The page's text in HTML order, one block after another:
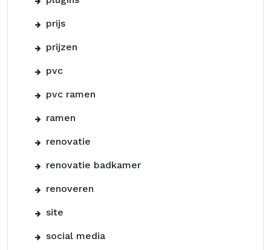
prijs
prijzen
pvc
pvc ramen
ramen
renovatie
renovatie badkamer
renoveren
site
social media